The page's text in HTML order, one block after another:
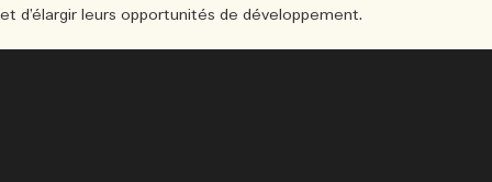
et d’élargir leurs opportunités de développement.